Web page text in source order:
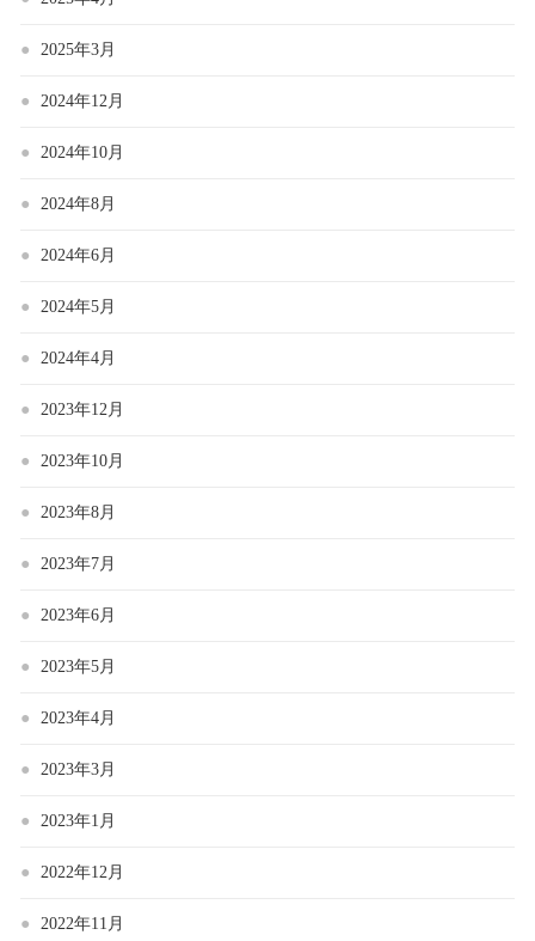
2025年3月
2024年12月
2024年10月
2024年8月
2024年6月
2024年5月
2024年4月
2023年12月
2023年10月
2023年8月
2023年7月
2023年6月
2023年5月
2023年4月
2023年3月
2023年1月
2022年12月
2022年11月